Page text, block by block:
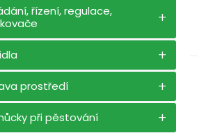
řízení, regulace,
prostředí
při pěstování